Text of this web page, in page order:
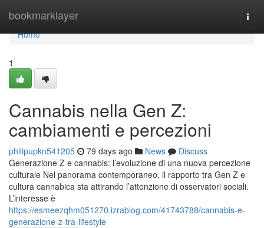
bookmarklayer
Home
Home
1
Cannabis nella Gen Z:
cambiamenti e percezioni
philipupkn541205 79 days ago News
Discuss
Generazione Z e cannabis: l’evoluzione di una nuova percezione
culturale Nel panorama contemporaneo, il rapporto tra Gen Z e
cultura cannabica sta attirando l’attenzione di osservatori sociali.
L’interesse è
https://esmeezqhm051270.izrablog.com/41743788/cannabis-e-
generazione-z-tra-lifestyle